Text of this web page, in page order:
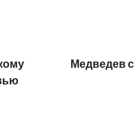
Медведев